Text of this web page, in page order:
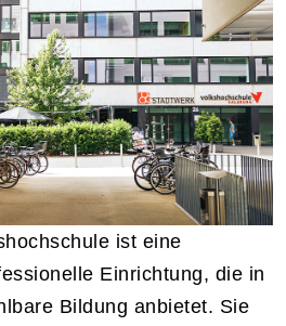
ist eine
Einrichtung, die in
Bildung anbietet. Sie